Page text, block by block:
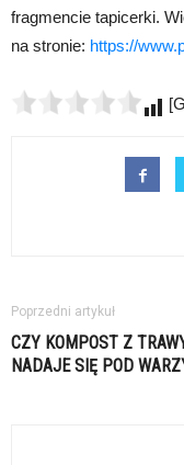
fragmencie tapicerki.
na stronie: https://
Poprzedni artykuł
CZY KOMPOST Z
NADAJE SIĘ POD